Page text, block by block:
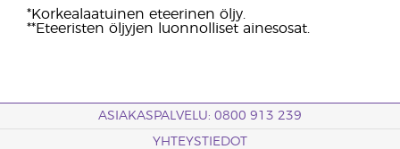
*Korkealaatuinen eteerinen öljy.
**Eteeristen öljyjen luonnolliset ainesosat.
ASIAKASPALVELU: 0800 913 239
YHTEYSTIEDOT